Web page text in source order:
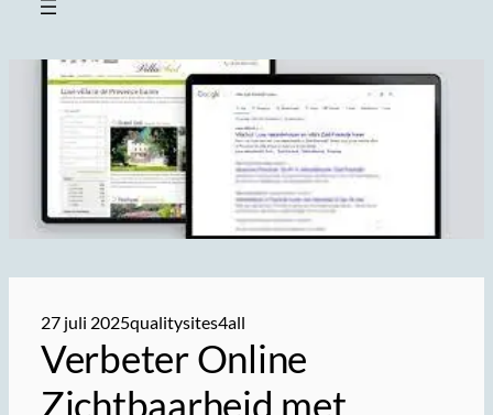
27 juli 2025qualitysites4all
Verbeter Online
Zichtbaarheid met